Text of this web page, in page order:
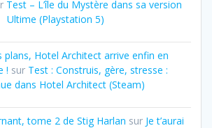
Test – L’île du Mystère dans sa version
Ultime (Playstation 5)
plans, Hotel Architect arrive enfin en
! sur Test : Construis, gère, stresse :
dans Hotel Architect (Steam)
tome 2 de Stig Harlan sur Je t’aurai